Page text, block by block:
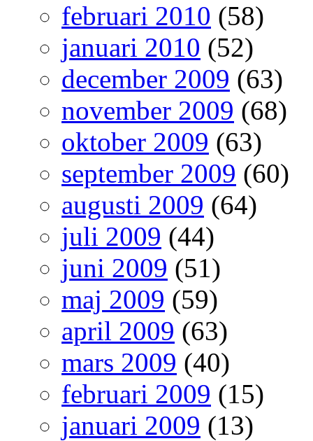
februari 2010 (58)
januari 2010 (52)
december 2009 (63)
november 2009 (68)
oktober 2009 (63)
september 2009 (60)
augusti 2009 (64)
juli 2009 (44)
juni 2009 (51)
maj 2009 (59)
april 2009 (63)
mars 2009 (40)
februari 2009 (15)
januari 2009 (13)